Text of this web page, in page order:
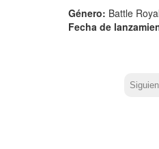
Género: Battle
Fecha de